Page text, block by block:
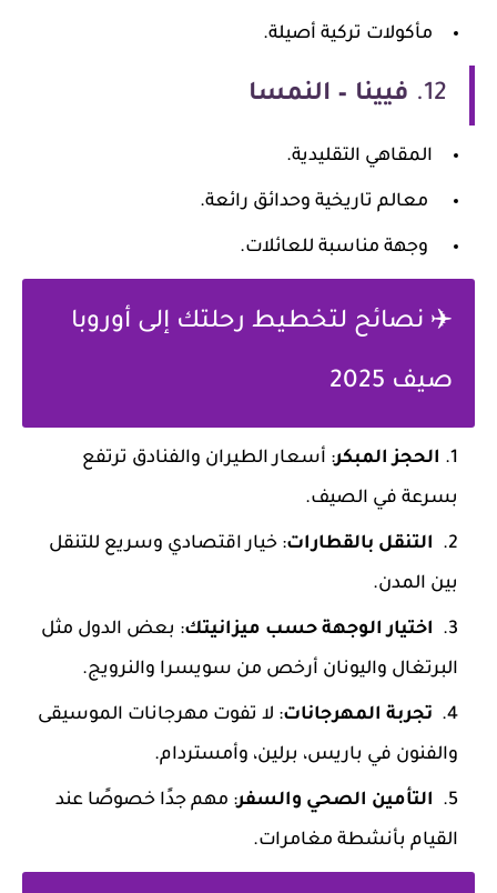
مأكولات تركية أصيلة.
12. فيينا – النمسا
المقاهي التقليدية.
معالم تاريخية وحدائق رائعة.
وجهة مناسبة للعائلات.
✈️ نصائح لتخطيط رحلتك إلى أوروبا
صيف 2025
الحجز المبكر: أسعار الطيران والفنادق ترتفع
بسرعة في الصيف.
التنقل بالقطارات: خيار اقتصادي وسريع للتنقل
بين المدن.
اختيار الوجهة حسب ميزانيتك: بعض الدول مثل
البرتغال واليونان أرخص من سويسرا والنرويج.
تجربة المهرجانات: لا تفوت مهرجانات الموسيقى
والفنون في باريس، برلين، وأمستردام.
التأمين الصحي والسفر: مهم جدًا خصوصًا عند
القيام بأنشطة مغامرات.